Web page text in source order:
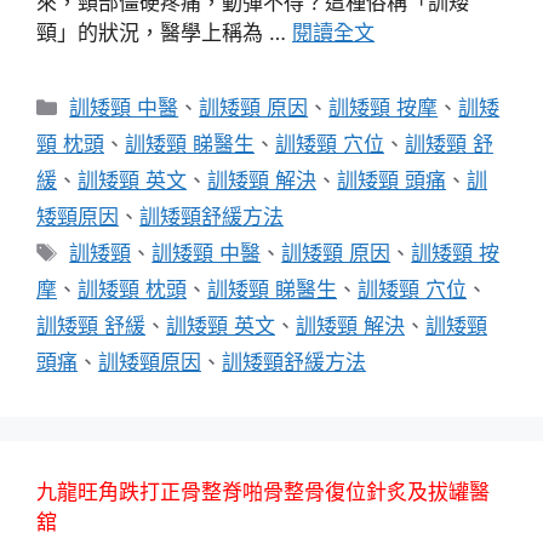
頸」的狀況，醫學上稱為 … 閱讀全文
分
類
訓矮頸 中醫 、訓矮頸 原因 、訓矮頸 按摩 、訓矮
頸 枕頭 、 訓矮頸 睇醫生 、 訓矮頸 穴位 、 訓矮頸 舒
緩 、 訓矮頸 英文 、 訓矮頸 解決 、 訓矮頸 頭痛 、 訓
矮頸原因 、 訓矮頸舒緩方法
標
籤
訓矮頸 、訓矮頸 中醫 、訓矮頸 原因 、訓矮頸 按
摩 、 訓矮頸 枕頭 、 訓矮頸 睇醫生 、 訓矮頸 穴位 、
訓矮頸 舒緩 、 訓矮頸 英文 、 訓矮頸 解決 、 訓矮頸
頭痛 、 訓矮頸原因 、 訓矮頸舒緩方法
九龍旺角跌打正骨整脊啪骨整骨復位針炙及拔罐醫
舘